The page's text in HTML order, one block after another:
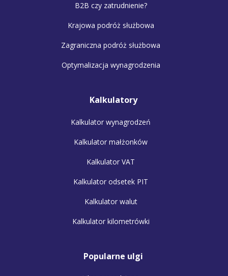
B2B czy zatrudnienie?
Krajowa podróż służbowa
Zagraniczna podróż służbowa
Optymalizacja wynagrodzenia
Kalkulatory
Kalkulator wynagrodzeń
Kalkulator małżonków
Kalkulator VAT
Kalkulator odsetek PIT
Kalkulator walut
Kalkulator kilometrówki
Popularne ulgi